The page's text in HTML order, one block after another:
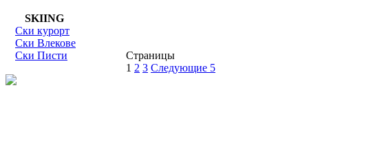
SKIING
Ски курорт
Ски Влекове
Ски Писти
Страницы
1 2 3 Следующие 5